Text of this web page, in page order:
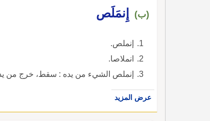
(ب) إِنمَلَص
إنملص.
انملاصا.
إنملص الشيء من يده : سقط، خرج من
عرض المزيد